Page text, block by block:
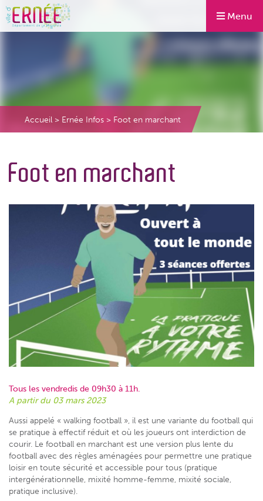
Menu
Accueil > Ernée Infos > Foot en marchant
Foot en marchant
Tous les vendredis de 09h30 à 11h.
A partir du 03 mars 2023
Aussi appelé « walking football », il est une variante du football qui
se pratique à effectif réduit et où les joueurs ont interdiction de
courir. Le football en marchant est une version plus lente du
football avec des règles aménagées pour permettre une pratique
loisir en toute sécurité et accessible pour tous (pratique
intergénérationnelle, mixité homme-femme, mixité sociale,
pratique inclusive).